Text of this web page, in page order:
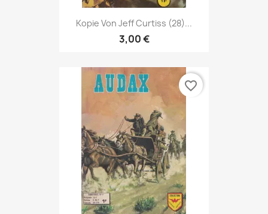
Kopie Von Jeff Curtiss (28)...
3,00 €
favorite_border